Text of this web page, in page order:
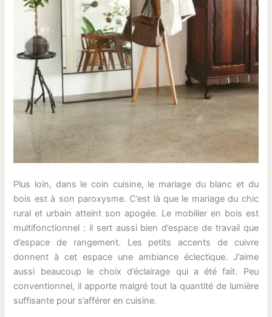
Plus loin, dans le coin cuisine, le mariage du blanc et du
bois est à son paroxysme. C’est là que le mariage du chic
rural et urbain atteint son apogée. Le mobilier en bois est
multifonctionnel : il sert aussi bien d’espace de travail que
d’espace de rangement. Les petits accents de cuivre
donnent à cet espace une ambiance éclectique. J’aime
aussi beaucoup le choix d’éclairage qui a été fait. Peu
conventionnel, il apporte malgré tout la quantité de lumière
suffisante pour s’afférer en cuisine.